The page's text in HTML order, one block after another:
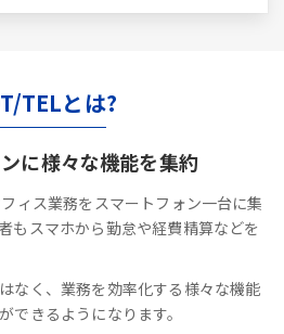
TELとは?
に様々な機能を集約
ィス業務をスマートフォン一台に集
もスマホから勤怠や経費精算などを
なく、業務を効率化する様々な機能
できるようになります。